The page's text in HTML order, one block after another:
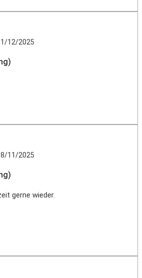
12/2025
11/2025
gerne wieder.